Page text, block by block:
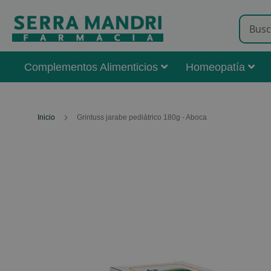
Complementos Alimenticios Homeopatía
Inicio Grintuss jarabe pediátrico 180g - Aboca